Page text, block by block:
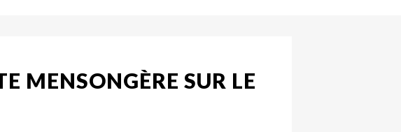
MENSONGÈRE SUR LE